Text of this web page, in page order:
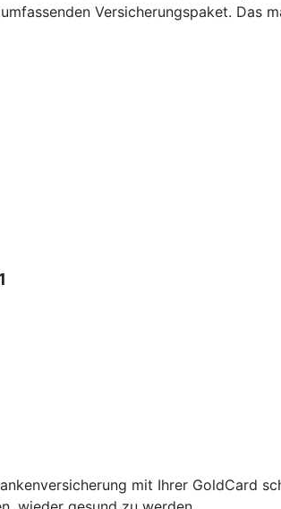
Versicherungspaket. Das
1
mit Ihrer GoldCard